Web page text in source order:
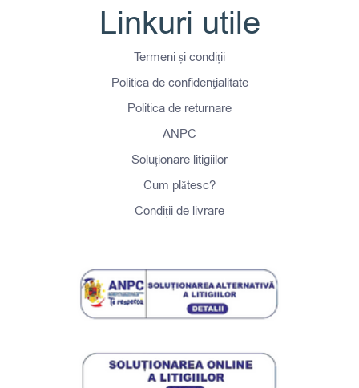
Linkuri utile
Termeni și condiții
Politica de confidenţialitate
Politica de returnare
ANPC
Soluționare litigiilor
Cum plătesc?
Condiții de livrare